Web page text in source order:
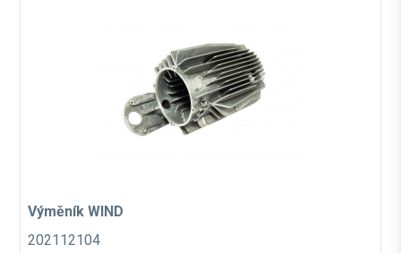
Výměník WIND
202112104